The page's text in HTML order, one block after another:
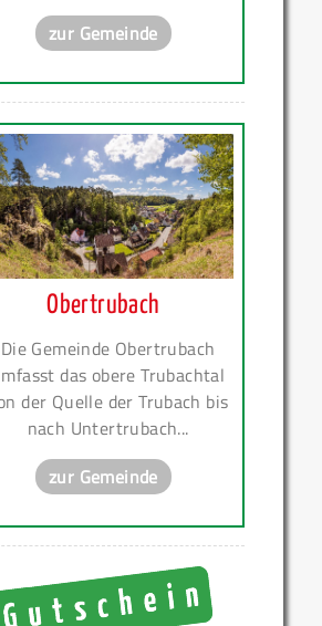
zur Gemeinde
Obertrubach
Die Gemeinde Obertrubach
das obere Trubachtal
der Quelle der Trubach bis
nach Untertrubach...
zur Gemeinde